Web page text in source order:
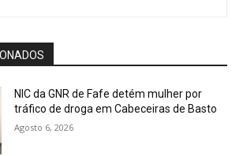
NIC da GNR de Fafe detém mulher por
tráfico de droga em Cabeceiras de Basto
Agosto 6, 2026